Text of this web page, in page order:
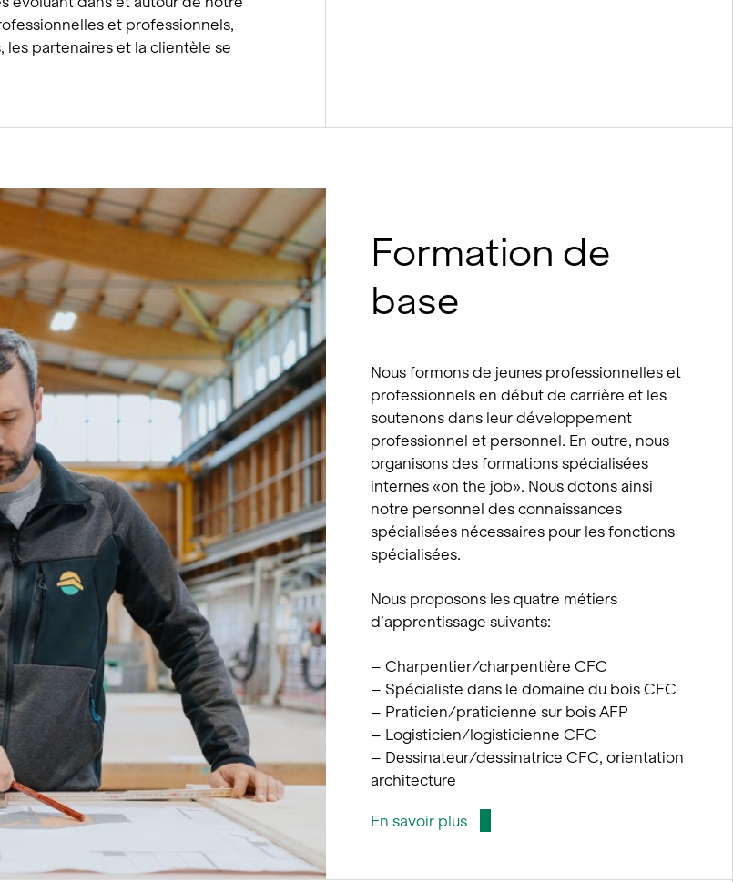
et professionnels,
partenaires et la clientèle se
Formation de
base
Nous formons de jeunes professionnelles et
professionnels en début de carrière et les
soutenons dans leur développement
professionnel et personnel. En outre, nous
organisons des formations spécialisées
internes «on the job». Nous dotons ainsi
notre personnel des connaissances
spécialisées nécessaires pour les fonctions
spécialisées.
Nous proposons les quatre métiers
d’apprentissage suivants:
– Charpentier/charpentière CFC
– Spécialiste dans le domaine du bois CFC
– Praticien/praticienne sur bois AFP
– Logisticien/logisticienne CFC
– Dessinateur/dessinatrice CFC, orientation
architecture
En savoir plus